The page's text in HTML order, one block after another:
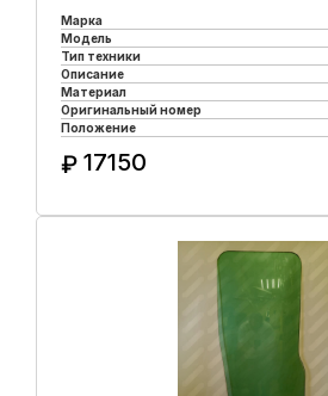
Марка
Модель
Тип техники
Описание
Материал
Оригинальный номер
Положение
₽ 17150